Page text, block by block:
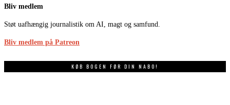
Bliv medlem
Støt uafhængig journalistik om AI, magt og samfund.
Bliv medlem på Patreon
KØB BOGEN FØR DIN NABO!